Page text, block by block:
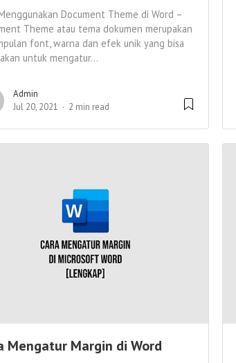
Document Theme di Word –
Theme atau tema dokumen merupakan
font, warna dan efek unik yang bisa
untuk mengatur...
Admin
Jul 20, 2021
2 min read
Mengatur Margin di Word